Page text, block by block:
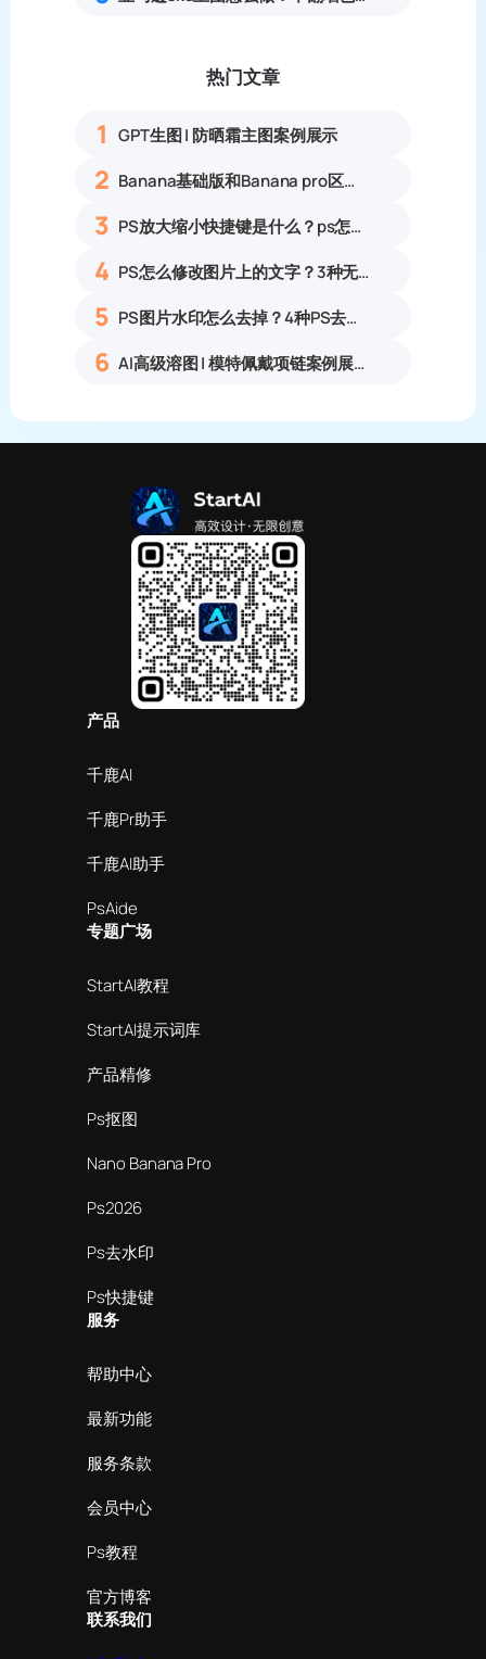
热门文章
1 GPT生图 | 防晒霜主图案例展示
2 Banana基础版和Banana pro区别对比丨具体案例应用+使用教程
3 PS放大缩小快捷键是什么？ps怎么把图片拉大拉小？
4 PS怎么修改图片上的文字？3种无痕改字方法，新手也能搞定
5 PS图片水印怎么去掉？4种PS去水印方法教程无痕去除各类图片水印
6 AI高级溶图 | 模特佩戴项链案例展示
产品
千鹿AI
千鹿Pr助手
千鹿AI助手
PsAide
专题广场
StartAI教程
StartAI提示词库
产品精修
Ps抠图
Nano Banana Pro
Ps2026
Ps去水印
Ps快捷键
服务
帮助中心
最新功能
服务条款
会员中心
Ps教程
官方博客
联系我们